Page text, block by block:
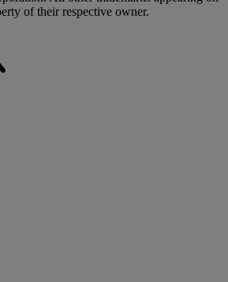
of their respective owner.